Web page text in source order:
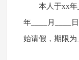
本人于xx年
年____月____
始请假，期限为